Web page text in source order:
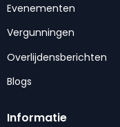
Evenementen
Vergunningen
Overlijdensberichten
Blogs
Informatie